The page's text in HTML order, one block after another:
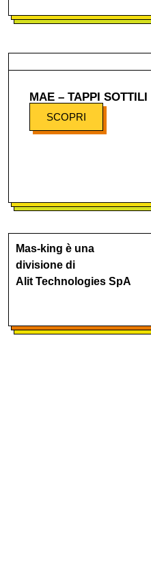
MAE – TAPPI SOTTILI
SCOPRI
Mas-king è una
divisione di
Alit Technologies SpA